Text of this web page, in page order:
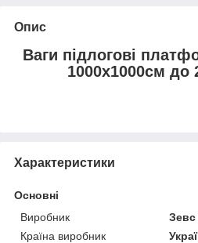
Опис
Ваги підлогові
1000х1000см до
Характеристики
Основні
Виробник
Зевс
Країна виробник